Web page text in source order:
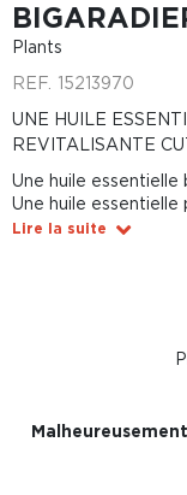
Plants
REF. 15213970
UNE HUILE
REVITALISANTE
Une huile essentielle
Une huile essentielle
Lire la suite